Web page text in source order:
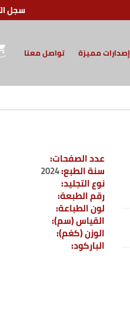
سجل
إصدارات مميزة تواصل معنا
عدد الصفحات:
سنة الطبع:
نوع التجليد:
رقم الطبعة:
لون الطباعة:
القياس (سم):
الوزن (كغم):
الباركود: